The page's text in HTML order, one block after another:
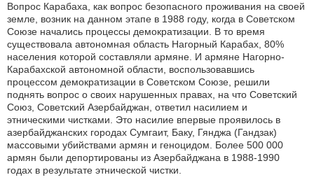
Вопрос Карабаха, как вопрос безопасного проживания на своей
земле, возник на данном этапе в 1988 году, когда в Советском
Союзе начались процессы демократизации. В то время
существовала автономная область Нагорный Карабах, 80%
населения которой составляли армяне. И армяне Нагорно-
Карабахской автономной области, воспользовавшись
процессом демократизации в Советском Союзе, решили
поднять вопрос о своих нарушенных правах, на что Советский
Союз, Советский Азербайджан, ответил насилием и
этническими чистками. Это насилие впервые проявилось в
азербайджанских городах Сумгаит, Баку, Гянджа (Гандзак)
массовыми убийствами армян и геноцидом. Более 500 000
армян были депортированы из Азербайджана в 1988-1990
годах в результате этнической чистки.